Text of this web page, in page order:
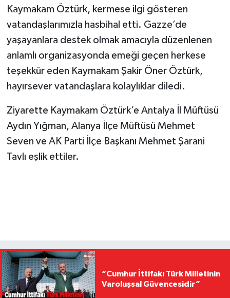
Kaymakam Öztürk, kermese ilgi gösteren
vatandaşlarımızla hasbihal etti. Gazze’de
yaşayanlara destek olmak amacıyla düzenlenen
anlamlı organizasyonda emeği geçen herkese
teşekkür eden Kaymakam Şakir Öner Öztürk,
hayırsever vatandaşlara kolaylıklar diledi.
​Ziyarette Kaymakam Öztürk’e Antalya İl Müftüsü
Aydın Yığman, Alanya İlçe Müftüsü Mehmet
Seven ve AK Parti İlçe Başkanı Mehmet Şarani
Tavlı eşlik ettiler.
“Cumhur İttifakı Türk Milletinin
Varoluşsal Güvencesidir”